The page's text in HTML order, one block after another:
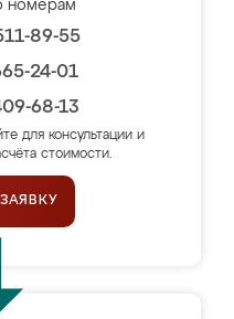
номерам
89-55
24-01
68-13
для консультации и
стоимости.